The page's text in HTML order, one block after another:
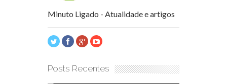
Minuto Ligado - Atualidade e artigos
Posts Recentes